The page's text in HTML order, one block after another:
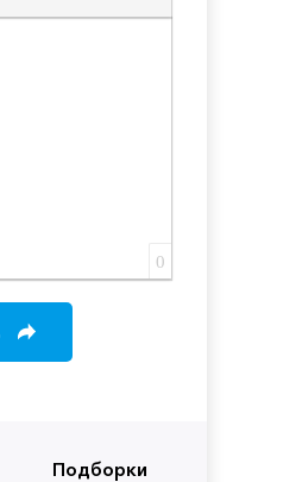
Подборки
текста
цитаты
Вставка спойлера
0